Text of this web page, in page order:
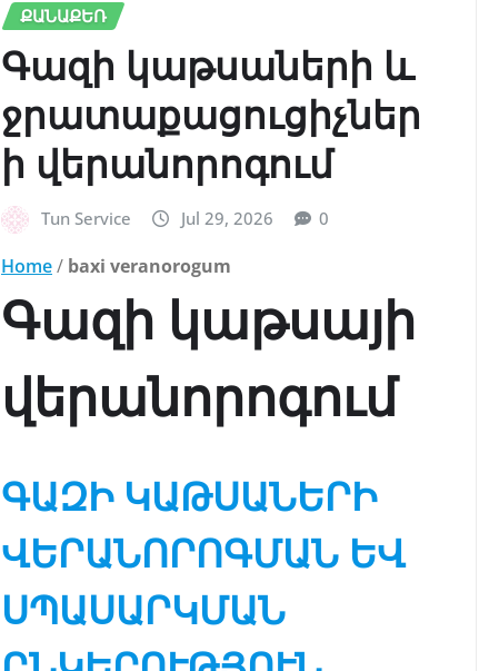
ՔԱՆԱՔԵՌ
Գազի կաթսաների և
ջրատաքացուցիչներ
ի վերանորոգում
Tun Service Jul 29, 2026 0
Home/ baxi veranorogum
Գազի կաթսայի
վերանորոգում
ԳԱԶԻ ԿԱԹՍԱՆԵՐԻ
ՎԵՐԱՆՈՐՈԳՄԱՆ ԵՎ
ՍՊԱՍԱՐԿՄԱՆ